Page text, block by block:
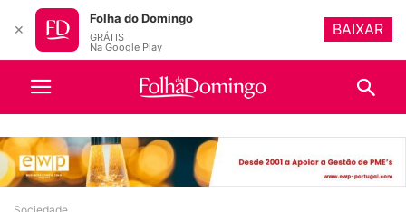
✕
Folha do Domingo
GRÁTIS
Na Google Play
BAIXAR